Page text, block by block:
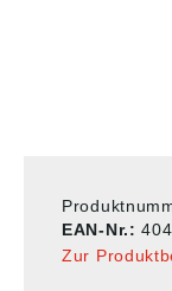
EAN-Nr.:
Zur